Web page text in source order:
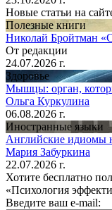
Новые статьи на
Полезные книги
Николай Бройтман
От редакции
24.07.2026 г.
Здоровье
Мышцы: орган,
Ольга Куркулина
06.08.2026 г.
Иностранные языки
Английские идиомы
Мария Забуркина
22.07.2026 г.
Хотите бесплатно
«Психология
Введите ваш e-mail: